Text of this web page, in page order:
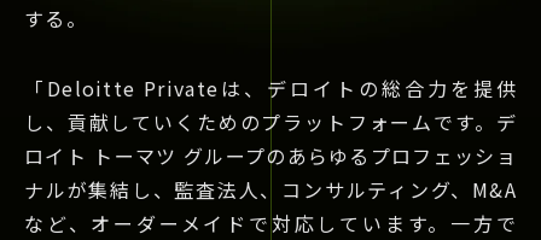
する。
「Deloitte Privateは、デロイトの総合力を提供
し、貢献していくためのプラットフォームです。デ
ロイト トーマツ グループのあらゆるプロフェッショ
ナルが集結し、監査法人、コンサルティング、M&A
など、オーダーメイドで対応しています。⼀⽅で